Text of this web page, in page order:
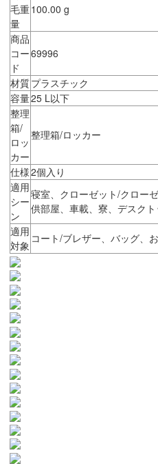
毛重
量
100.00 g
商品
コー
ド
69996
材質プラスチック
容量25 L以下
整理
箱/
ロッ
カー
整理箱/ロッカー
仕様2個入り
適用
シー
ン
寝室、クローゼット/クロー
供部屋、車載、寮、デスク
適用
対象
コート/ブレザー、バッグ、